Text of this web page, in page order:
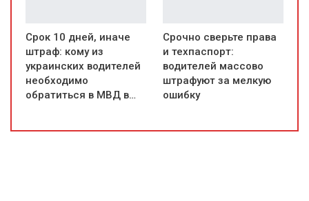
Срок 10 дней, иначе
штраф: кому из
украинских водителей
необходимо
обратиться в МВД в…
Срочно сверьте права
и техпаспорт:
водителей массово
штрафуют за мелкую
ошибку